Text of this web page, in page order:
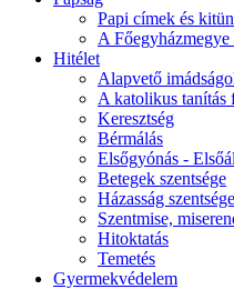
Papi címek és
A
Hitélet
Alapvető
A katolikus tanítás
Keresztség
Bérmálás
Elsőgyónás -
Betegek szentsége
Házasság szentsége
Szentmise,
Hitoktatás
Temetés
Gyermekvédelem